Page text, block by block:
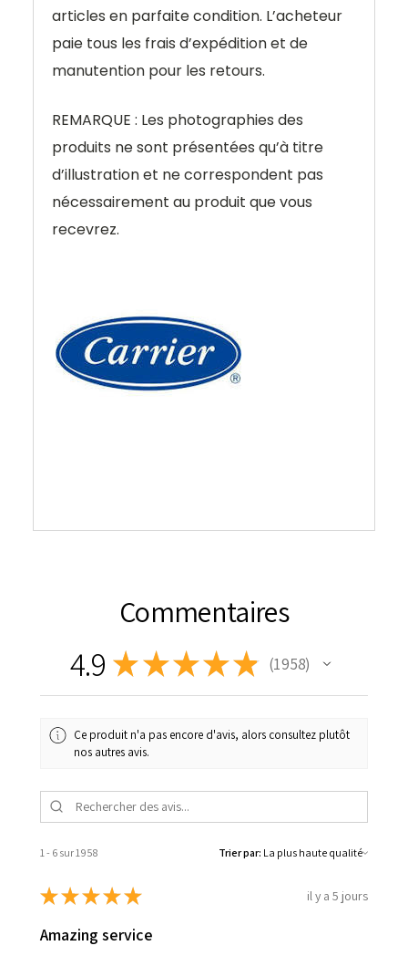
articles en parfaite condition. L’acheteur
paie tous les frais d’expédition et de
manutention pour les retours.
REMARQUE : Les photographies des
produits ne sont présentées qu’à titre
d’illustration et ne correspondent pas
nécessairement au produit que vous
recevrez.
Commentaires
4.9 ★★★★★ 1 958
1958
Ce produit n'a pas encore d'avis, alors consultez plutôt
nos autres avis.
1 - 6 sur 1 958 Trier par:
★★★★★ il y a 5 jours
Amazing service